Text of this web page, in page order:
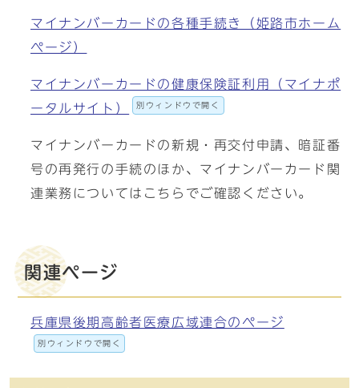
マイナンバーカードの各種手続き（姫路市ホーム
ページ）
マイナンバーカードの健康保険証利用（マイナポ
ータルサイト）
別ウィンドウで開く
マイナンバーカードの新規・再交付申請、暗証番
号の再発行の手続のほか、マイナンバーカード関
連業務についてはこちらでご確認ください。
関連ページ
兵庫県後期高齢者医療広域連合のページ
別ウィンドウで開く